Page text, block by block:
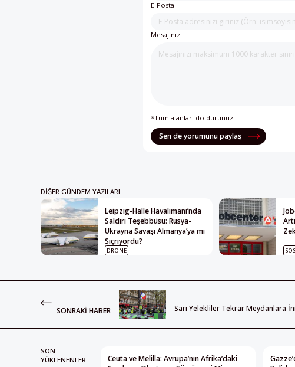
E-Posta
Mesajınız
*Tüm alanları doldurunuz
Sen de yorumunu paylaş
DIĞER GÜNDEM YAZILARI
Leipzig-Halle Havalimanı’nda
Saldırı Teşebbüsü: Rusya-
Ukrayna Savaşı Almanya’ya mı
Sıçrıyordu?
DRONE
SONRAKI HABER Sarı Yelekliler Tekrar Meydanlara
SON
YÜKLENENLER
Ceuta ve Melilla: Avrupa’nın Afrika’daki